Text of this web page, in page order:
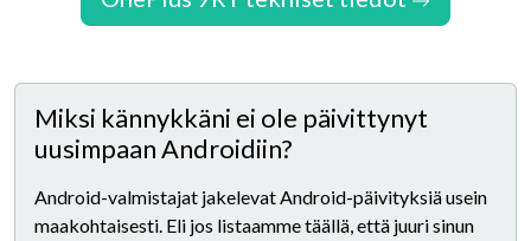
Miksi kännykkäni ei ole päivittynyt
uusimpaan Androidiin?
Android-valmistajat jakelevat Android-päivityksiä usein
maakohtaisesti. Eli jos listaamme täällä, että juuri sinun